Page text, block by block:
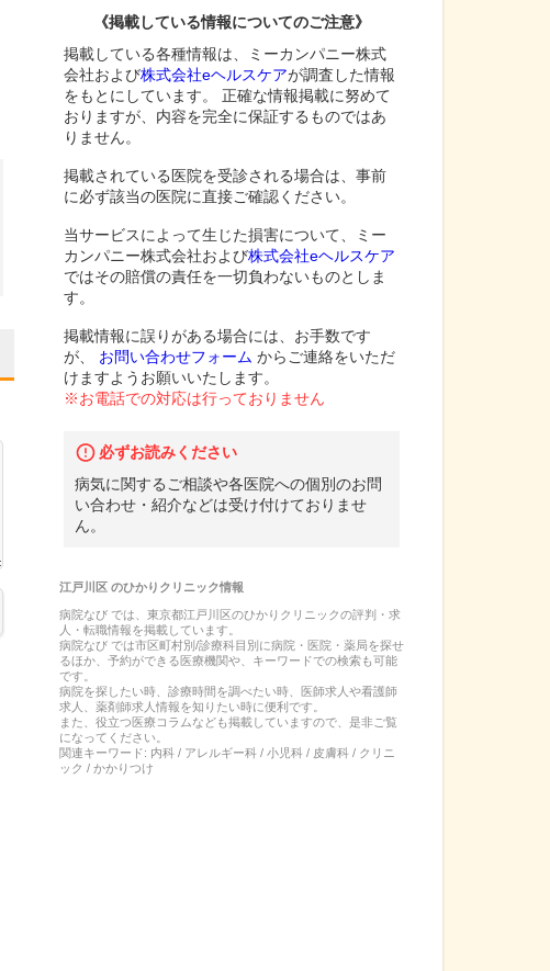
《掲載している情報についてのご注意》
掲載している各種情報は、ミーカンパニー株式
会社および株式会社eヘルスケアが調査した情報
をもとにしています。 正確な情報掲載に努めて
おりますが、内容を完全に保証するものではあ
りません。
掲載されている医院を受診される場合は、事前
に必ず該当の医院に直接ご確認ください。
当サービスによって生じた損害について、ミー
カンパニー株式会社および株式会社eヘルスケア
ではその賠償の責任を一切負わないものとしま
す。
掲載情報に誤りがある場合には、お手数です
が、
お問い合わせフォーム からご連絡をいただ
けますようお願いいたします。
※お電話での対応は行っておりません
必ずお読みください
病気に関するご相談や各医院への個別のお問
い合わせ・紹介などは受け付けておりませ
ん。
江戸川区のひかりクリニック情報
病院なび では、 東京都江戸川区のひかりクリニックの評判・求
人・転職情報を掲載しています。
病院なび では市区町村別/診療科目別に病院・医院・薬局を探せ
るほか、予約ができる医療機関や、キーワードでの検索も可能
です。
病院を探したい時、診療時間を調べたい時、医師求人や看護師
求人、薬剤師求人情報を知りたい時に便利です。
また、役立つ医療コラムなども掲載していますので、是非ご覧
になってください。
関連キーワード: 内科 / アレルギー科 / 小児科 / 皮膚科 / クリニ
ック / かかりつけ